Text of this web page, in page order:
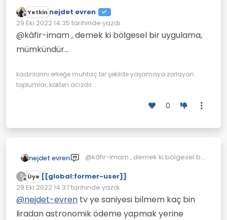
zamanlar böyle imiş. Sonra
tersine dönmüş. Yani inanmasi
zor ama Türkiyede olmuş.
Çevrimdışı
Yetkin nejdet evren
29 Eki 2022 14:35 tarihinde yazdı
Son düzenleyen:
@kâfir-imam , demek ki bölgesel bir uygulama,
mümkündür...
kadınlarını erkeğe muhtaç bir şekilde yaşamaya zorlayan
toplumlar, kökten acizdir...
0
nejdet evren
@kâfir-imam , demek ki bölgesel bir
?
Çevrimdışı
Üye [[global:former-user]]
29 Eki 2022 14:37tarihinde yazdı
Son düzenleyen:
@nejdet-evren tv ye saniyesi bilmem kaç bin
liradan astronomik ödeme yapmak yerine